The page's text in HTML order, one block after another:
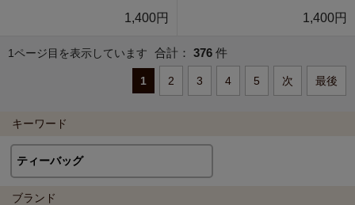
1,400円
1,400円
1ページ目を表示しています 合計： 376 件
1 2 3 4 5 次 最後
キーワード
ブランド